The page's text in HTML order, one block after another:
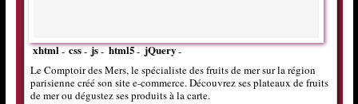
xhtml-css-js-html5-jQuery-
Le Comptoir des Mers, le spécialiste des fruits de mer sur la région
parisienne créé son site e-commerce. Découvrez ses plateaux de fruits
de mer ou dégustez ses produits à la carte.